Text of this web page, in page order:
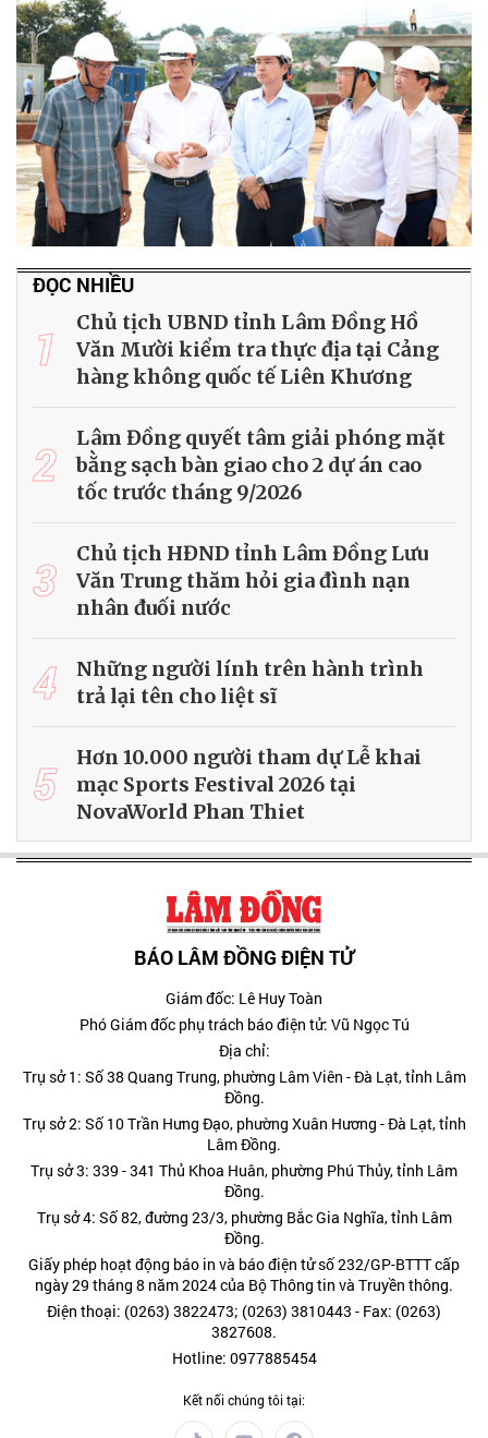
ĐỌC NHIỀU
1
Chủ tịch UBND tỉnh Lâm Đồng Hồ
Văn Mười kiểm tra thực địa tại Cảng
hàng không quốc tế Liên Khương
2
Lâm Đồng quyết tâm giải phóng mặt
bằng sạch bàn giao cho 2 dự án cao
tốc trước tháng 9/2026
3
Chủ tịch HĐND tỉnh Lâm Đồng Lưu
Văn Trung thăm hỏi gia đình nạn
nhân đuối nước
4
Những người lính trên hành trình
trả lại tên cho liệt sĩ
5
Hơn 10.000 người tham dự Lễ khai
mạc Sports Festival 2026 tại
NovaWorld Phan Thiet
BÁO LÂM ĐỒNG ĐIỆN TỬ
Giám đốc: Lê Huy Toàn
Phó Giám đốc phụ trách báo điện tử: Vũ Ngọc Tú
Địa chỉ:
Trụ sở 1: Số 38 Quang Trung, phường Lâm Viên - Đà Lạt, tỉnh Lâm
Đồng.
Trụ sở 2: Số 10 Trần Hưng Đạo, phường Xuân Hương - Đà Lạt, tỉnh
Lâm Đồng.
Trụ sở 3: 339 - 341 Thủ Khoa Huân, phường Phú Thủy, tỉnh Lâm
Đồng.
Trụ sở 4: Số 82, đường 23/3, phường Bắc Gia Nghĩa, tỉnh Lâm
Đồng.
Giấy phép hoạt động báo in và báo điện tử số 232/GP-BTTT cấp
ngày 29 tháng 8 năm 2024 của Bộ Thông tin và Truyền thông.
Điện thoại: (0263) 3822473; (0263) 3810443 - Fax: (0263)
3827608.
Hotline: 0977885454
Kết nối chúng tôi tại: